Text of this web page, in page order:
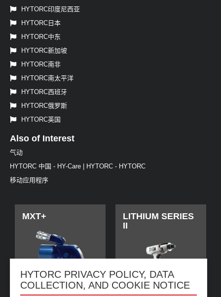
HYTORC PRIVACY POLICY, DATA
COLLECTION, AND COOKIE NOTICE
HYTORC印度尼西亚
HYTORC日本
HYTORC中东
HYTORC新加坡
HYTORC南非
HYTORC南太平洋
HYTORC西班牙
HYTORC俄罗斯
HYTORC英国
Also of Interest
气动
HYTORC 中国 - HY-Care | HYTORC - HYTORC
移动应用程序
MXT+
LITHIUM SERIES
II